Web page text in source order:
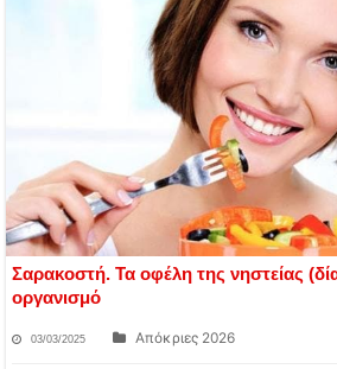
Σαρακοστή. Τα οφέλη της νηστείας
οργανισμό
03/03/2025 Απόκριες 2026